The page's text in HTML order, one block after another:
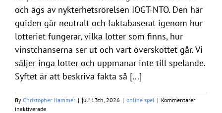
och ägs av nykterhetsrörelsen IOGT-NTO. Den här
guiden går neutralt och faktabaserat igenom hur
lotteriet fungerar, vilka lotter som finns, hur
vinstchanserna ser ut och vart överskottet går. Vi
säljer inga lotter och uppmanar inte till spelande.
Syftet är att beskriva fakta så [...]
By Christopher Hammer | juli 13th, 2026 | online spel | Kommentarer
inaktiveradeför